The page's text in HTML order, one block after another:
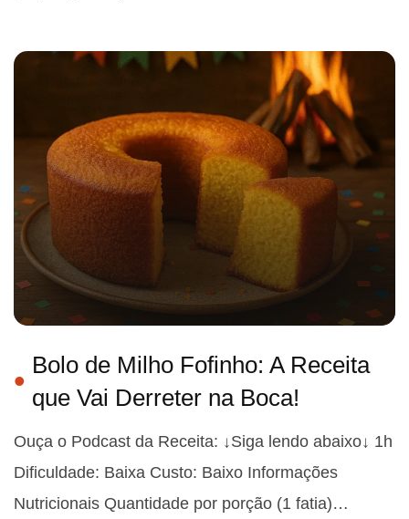
Bolo de Milho Fofinho: A Receita
que Vai Derreter na Boca!
Ouça o Podcast da Receita: ↓Siga lendo abaixo↓ 1h
Dificuldade: Baixa Custo: Baixo Informações
Nutricionais Quantidade por porção (1 fatia)…